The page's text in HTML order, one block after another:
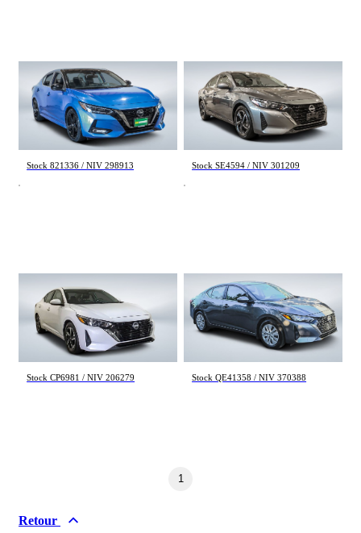
Réinitialiser
(14) Appliquer
Nissan Sentra
SR 2023
32 808 km
21 998 $
Stock 821336 / NIV 298913
Nissan Sentra
SV 2024
41 034 km
22 195 $
Stock SE4594 / NIV 301209
Nissan Sentra
SV 2025
39 407 km
23 127 $
Stock CP6981 / NIV 206279
Nissan Sentra
S Plus 2024
11 825 km
Stock QE41358 / NIV 370388
1
Retour